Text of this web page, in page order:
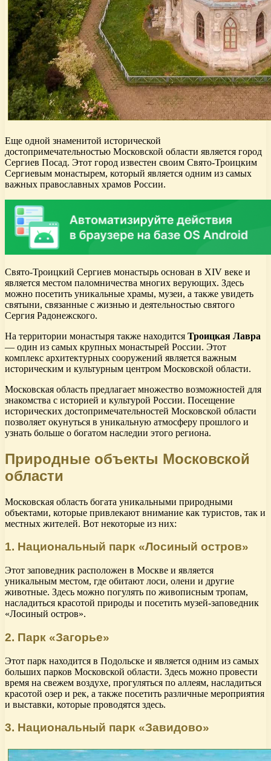
Еще одной знаменитой исторической
достопримечательностью Московской области является город
Сергиев Посад. Этот город известен своим Свято-Троицким
Сергиевым монастырем, который является одним из самых
важных православных храмов России.
Свято-Троицкий Сергиев монастырь основан в XIV веке и
является местом паломничества многих верующих. Здесь
можно посетить уникальные храмы, музеи, а также увидеть
святыни, связанные с жизнью и деятельностью святого
Сергия Радонежского.
На территории монастыря также находится Троицкая Лавра
— один из самых крупных монастырей России. Этот
комплекс архитектурных сооружений является важным
историческим и культурным центром Московской области.
Московская область предлагает множество возможностей для
знакомства с историей и культурой России. Посещение
исторических достопримечательностей Московской области
позволяет окунуться в уникальную атмосферу прошлого и
узнать больше о богатом наследии этого региона.
Природные объекты Московской
области
Московская область богата уникальными природными
объектами, которые привлекают внимание как туристов, так и
местных жителей. Вот некоторые из них:
1. Национальный парк «Лосиный остров»
Этот заповедник расположен в Москве и является
уникальным местом, где обитают лоси, олени и другие
животные. Здесь можно погулять по живописным тропам,
насладиться красотой природы и посетить музей-заповедник
«Лосиный остров».
2. Парк «Загорье»
Этот парк находится в Подольске и является одним из самых
больших парков Московской области. Здесь можно провести
время на свежем воздухе, прогуляться по аллеям, насладиться
красотой озер и рек, а также посетить различные мероприятия
и выставки, которые проводятся здесь.
3. Национальный парк «Завидово»